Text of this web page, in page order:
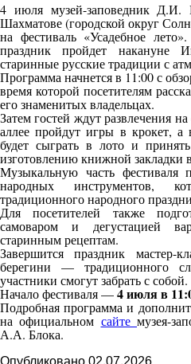
4 июля музей-заповедник
Шахматове (городской округ
на фестиваль «Усадебное
праздник пройдет накануне
старинные русские традиции с
Программа начнется в 11:00 с
время которой посетителям
его знаменитых владельцах.
Затем гостей ждут развлечения
аллее пройдут игры в крокет,
будет сыграть в лото и
изготовлению книжной закладки
Музыкальную часть фестиваля
народных инструментов,
традиционного народного
Для посетителей также
самоваром и дегустацией
старинным рецептам.
Завершится праздник мастер-
берегини — традиционного
участники смогут забрать с собой.
Начало фестиваля —4 июля в
Подробная программа и
на официальном сайтемузея-
А.А. Блока.
Опубликовано 02.07.2026